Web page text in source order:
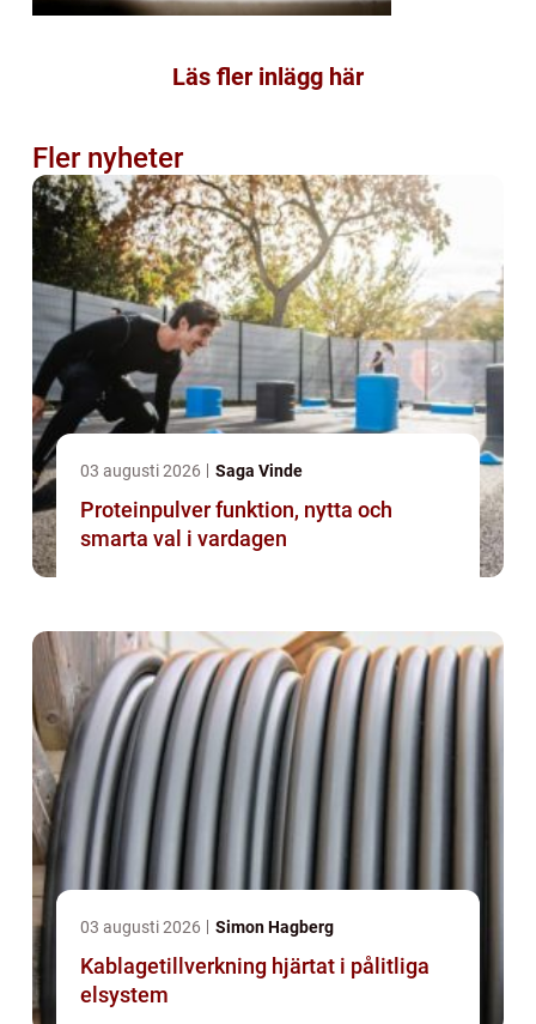
Läs fler inlägg här
Fler nyheter
03 augusti 2026 Saga Vinde
Proteinpulver funktion, nytta och
smarta val i vardagen
03 augusti 2026 Simon Hagberg
Kablagetillverkning hjärtat i pålitliga
elsystem